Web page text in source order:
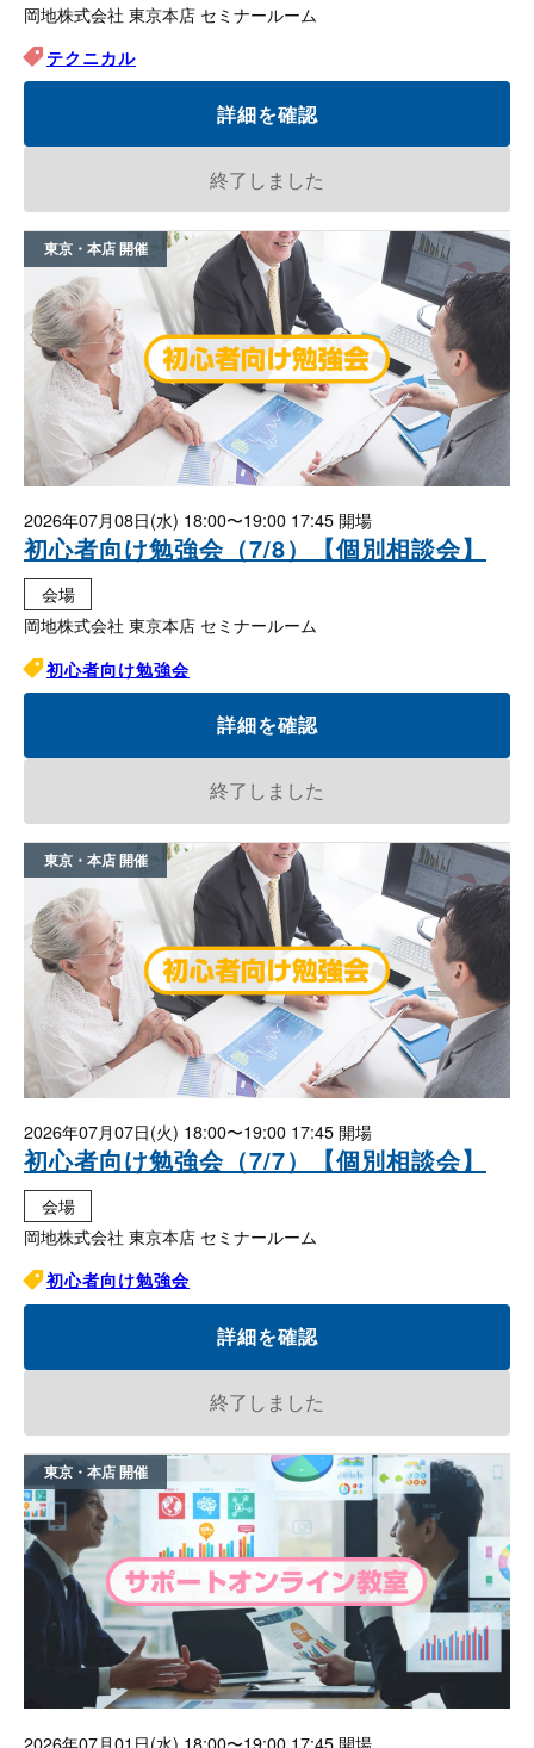
岡地株式会社 東京本店 セミナールーム
テクニカル
詳細を確認
終了しました
東京・本店
2026年07月08日(水) 18:00〜19:00 17:45
初心者向け勉強会（7/8）【個別相談会】
会場
岡地株式会社 東京本店 セミナールーム
初心者向け勉強会
詳細を確認
終了しました
東京・本店
2026年07月07日(火) 18:00〜19:00 17:45
初心者向け勉強会（7/7）【個別相談会】
会場
岡地株式会社 東京本店 セミナールーム
初心者向け勉強会
詳細を確認
終了しました
東京・本店
2026年07月01日(水) 18:00〜19:00 17:45